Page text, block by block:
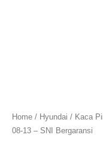
Home / Hyundai / Kaca
08-13 – SNI Bergaransi